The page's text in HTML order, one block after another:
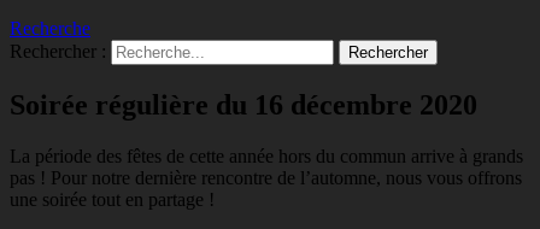
Recherche
Rechercher :
Soirée régulière du 16 décembre 2020
La période des fêtes de cette année hors du commun arrive à grands
pas ! Pour notre dernière rencontre de l’automne, nous vous offrons
une soirée tout en partage !